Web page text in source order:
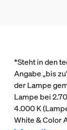
*Steht in den
Angabe „bis
der Lampe
Lampe bei
4.000 K
White & Color